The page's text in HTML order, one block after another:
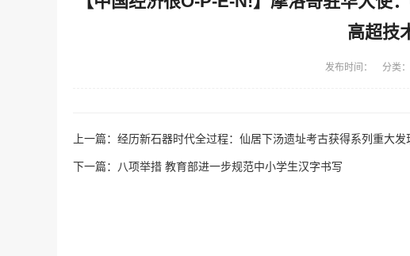
高超技
发布时间： 分类
上一篇： 经历新石器时代全过程：仙居下汤遗址考古获得系列重大发
下一篇： 八项举措 教育部进一步规范中小学生汉字书写